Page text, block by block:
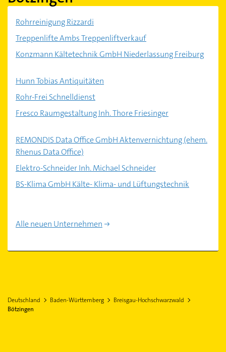
Rohrreinigung Rizzardi
Treppenlifte Ambs Treppenliftverkauf
Konzmann Kältetechnik GmbH Niederlassung Freiburg
Hunn Tobias Antiquitäten
Rohr-Frei Schnelldienst
Fresco Raumgestaltung Inh. Thore Friesinger
REMONDIS Data Office GmbH Aktenvernichtung (ehem.
Rhenus Data Office)
Elektro-Schneider Inh. Michael Schneider
BS-Klima GmbH Kälte- Klima- und Lüftungstechnik
Alle neuen Unternehmen
Deutschland Baden-Württemberg
Breisgau-Hochschwarzwald
Bötzingen